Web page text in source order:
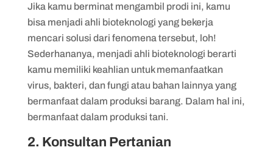
Jika kamu berminat mengambil prodi ini, kamu
bisa menjadi ahli bioteknologi yang bekerja
mencari solusi dari fenomena tersebut, loh!
Sederhananya, menjadi ahli bioteknologi berarti
kamu memiliki keahlian untuk memanfaatkan
virus, bakteri, dan fungi atau bahan lainnya yang
bermanfaat dalam produksi barang. Dalam hal ini,
bermanfaat dalam produksi tani.
2. Konsultan Pertanian